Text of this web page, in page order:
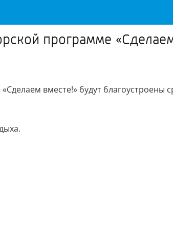
программе
вместе!» будут благоустроены